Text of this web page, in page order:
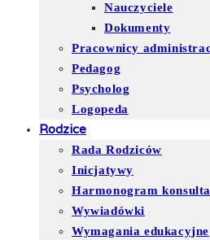
Nauczyciele
Dokumenty
Pracownicy
Pedagog
Psycholog
Logopeda
Rodzice
Rada Rodziców
Inicjatywy
Harmonogram
Wywiadówki
Wymagania edukacyjne